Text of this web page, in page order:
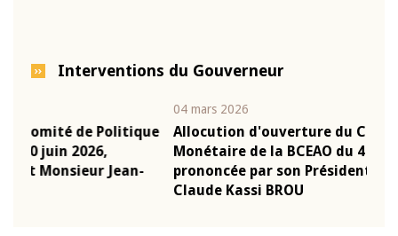
Interventions du Gouverneur
Allocution d'ouverture du Comité de Politique
Monétaire de la BCEAO du 4 mars 2026,
prononcée par son Président Monsieur Jean-